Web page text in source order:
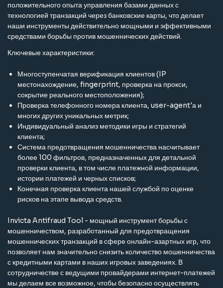
положительного опыта управления базами данных с
технологией транзакций через банковские карты, что делает
наши инструменты действительно мощными и эффективными
средствами борьбы против мошеннических действий.
Ключевые характеристики:
Многоступенчатая верификация клиентов (IP
местонахождение, fingerprint, проверка на прокси,
сокрытие реального местоположения);
Проверка телефонного номера клиента, user-agent'а и
многих других уникальных метрик;
Индивидуальный анализ методики игры и стратегий
клиента;
Система предотвращения мошенничества насчитывает
более 100 фильтров, предназначенных для детальной
проверки клиента, в том числе платежной информации,
истории платежей и черных списков;
Конечная проверка клиента нашей службой по оценке
рисков на этапе вывода средств.
Invicta Antifraud Tool - мощный инструмент борьбы с
мошенничеством, разработанный для предотвращения
мошеннических транзакций в сфере онлайн-азартных игр, что
позволяет нам значительно снизить количество мошенничества
с кредитными картами в наших игровых заведениях. В
сотрудничестве с ведущими провайдерами интернет-платежей
мы делаем все возможное, чтобы безопасно осуществлять